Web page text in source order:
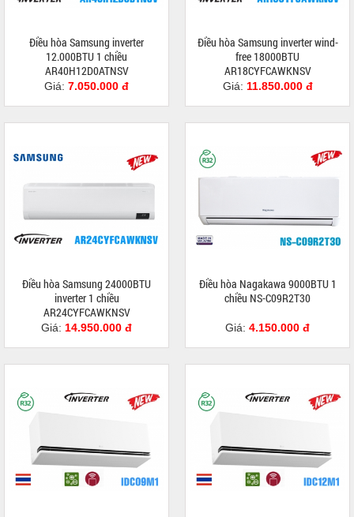
Điều hòa Samsung inverter
12.000BTU 1 chiều
AR40H12D0ATNSV
Giá: 7.050.000 đ
Điều hòa Samsung inverter wind-
free 18000BTU
AR18CYFCAWKNSV
Giá: 11.850.000 đ
Điều hòa Samsung 24000BTU
inverter 1 chiều
AR24CYFCAWKNSV
Giá: 14.950.000 đ
Điều hòa Nagakawa 9000BTU 1
chiều NS-C09R2T30
Giá: 4.150.000 đ